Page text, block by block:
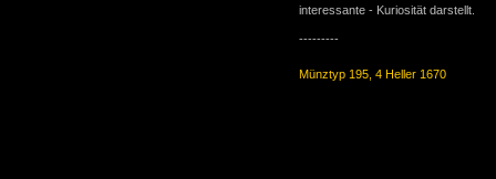
interessante - Kuriosität darstellt.
---------
Münztyp 195, 4 Heller 1670